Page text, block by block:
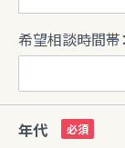
希望相談時間帯：
年代